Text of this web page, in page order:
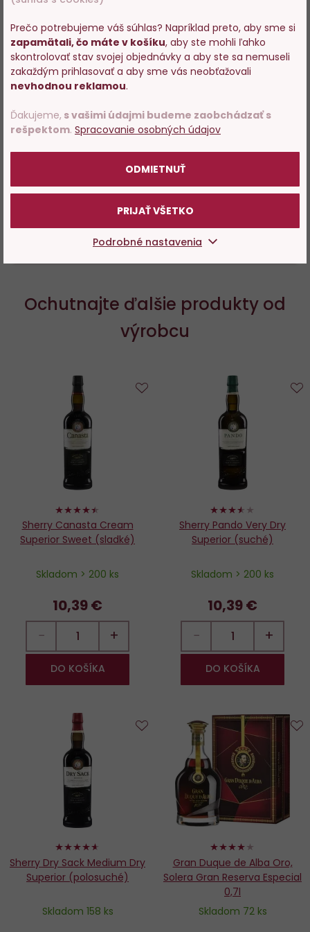
Williams & Humbert
História a sláva sherry začína príchodom
Maurov a ich vynálezu - destilačného prístroja,
potom následne pridávali do nových vín. Vďaka
šťastnej súhre prírodných podmienok v tomto
najjužnejšom cípe Španielska vzniklo unikátne
doliehované víno, ktoré sa spoločne s portským
delí o najvyšší stupienok obľuby v tejto kategórii.
VIAC O VÝROBCOVI
Ochutnajte ďalšie produkty od
výrobcu
88%
Sherry Canasta Cream
Superior Sweet (sladké)
Skladom > 200 ks
10,39 €
− +
DO KOŠÍKA
70%
Sherry Pando Very Dry
Superior (suché)
Skladom > 200 ks
10,39 €
− +
DO KOŠÍKA
92%
Sherry Dry Sack Medium Dry
Superior (polosuché)
Skladom 158 ks
obľúbených
80%
Gran Duque de Alba Oro,
Solera Gran Reserva Especial
0,7l
Skladom 72 ks
Prečo potrebujeme váš súhlas? Napríklad preto, aby sme si
zapamätali, čo máte v košíku, aby ste mohli ľahko
skontrolovať stav svojej objednávky a aby ste sa nemuseli
zakaždým prihlasovať a aby sme vás neobťažovali
nevhodnou reklamou.
Ďakujeme, s vašimi údajmi budeme zaobchádzať s
rešpektom. Spracovanie osobných údajov
ODMIETNUŤ
PRIJAŤ VŠETKO
Podrobné nastavenia
Vstupujete na stránky s
predajom alkoholu. Prosím
potvrďte, že Vám už bolo 18